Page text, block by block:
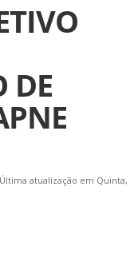
DE
Última atualização em Quinta,